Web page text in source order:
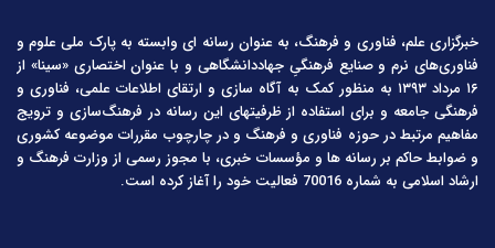
خبرگزاری علم، فناوری و فرهنگ، به عنوان رسانه ای وابسته به پارک ملی علوم و
فناوری‌های نرم و صنایع فرهنگیِ جهاددانشگاهی و با عنوان اختصاری «سینا» از
۱۶ مرداد ۱۳۹۳ به منظور کمک به آگاه سازی و ارتقای اطلاعات علمی، فناوری و
فرهنگی جامعه و برای استفاده از ظرفیتهای این رسانه در فرهنگ‌سازی و ترویج
مفاهیم مرتبط در حوزه فناوری و فرهنگ و در چارچوب مقررات موضوعه کشوری
و ضوابط حاکم بر رسانه ها و مؤسسات خبری، با مجوز رسمی از وزارت فرهنگ و
ارشاد اسلامی به شماره 70016 فعالیت خود را آغاز کرده است.